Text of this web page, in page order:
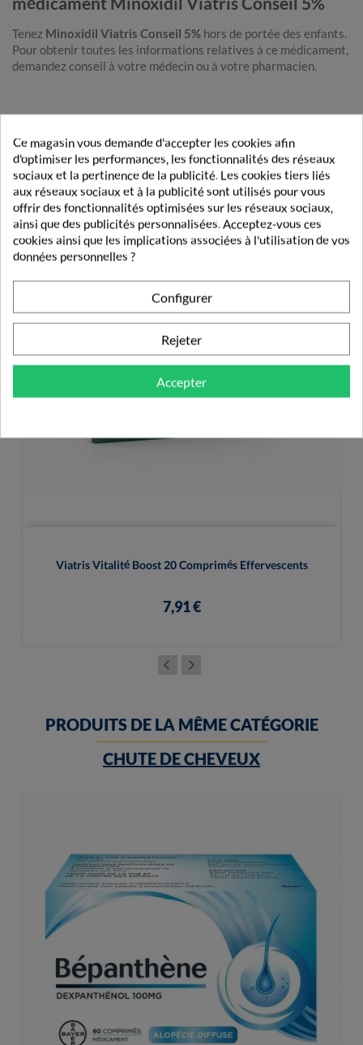
Tenez Minoxidil Viatris Conseil 5% hors de portée des enfants.
Pour obtenir toutes les informations relatives à ce médicament,
demandez conseil à votre médecin ou à votre pharmacien.
DE LA MEME MARQUE
VIATRIS
Viatris Vitalité Boost 20 Comprimés Effervescents
7,91 €
PRODUITS DE LA MÊME CATÉGORIE
CHUTE DE CHEVEUX
Ce magasin vous demande d'accepter les cookies afin
d'optimiser les performances, les fonctionnalités des réseaux
sociaux et la pertinence de la publicité. Les cookies tiers liés
aux réseaux sociaux et à la publicité sont utilisés pour vous
offrir des fonctionnalités optimisées sur les réseaux sociaux,
ainsi que des publicités personnalisées. Acceptez-vous ces
cookies ainsi que les implications associées à l'utilisation de vos
données personnelles ?
Configurer
Rejeter
Accepter